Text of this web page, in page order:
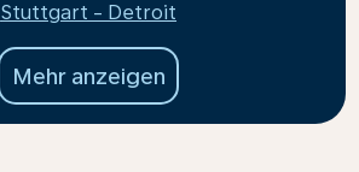
Stuttgart - Detroit
Mehr anzeigen